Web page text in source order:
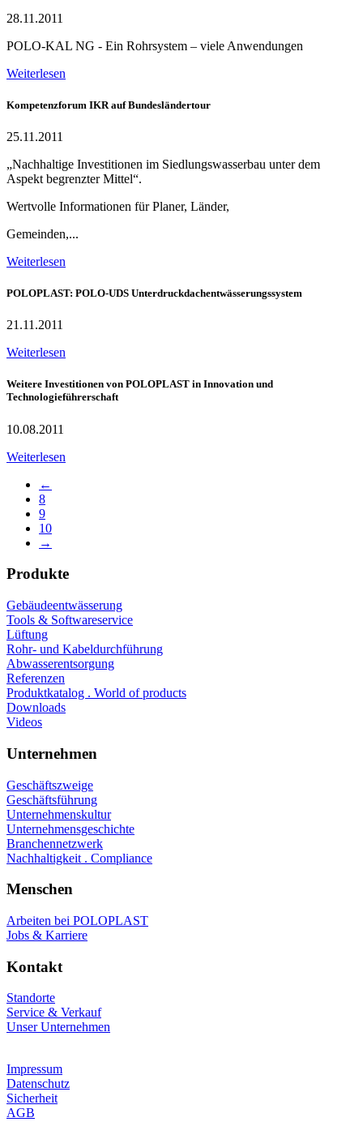
28.11.2011
POLO-KAL NG - Ein Rohrsystem – viele Anwendungen
Weiterlesen
Kompetenzforum IKR auf Bundesländertour
25.11.2011
„Nachhaltige Investitionen im Siedlungswasserbau unter dem
Aspekt begrenzter Mittel“.
Wertvolle Informationen für Planer, Länder,
Gemeinden,...
Weiterlesen
POLOPLAST: POLO-UDS Unterdruckdachentwässerungssystem
21.11.2011
Weiterlesen
Weitere Investitionen von POLOPLAST in Innovation und
Technologieführerschaft
10.08.2011
Weiterlesen
←
8
9
10
→
Produkte
Gebäudeentwässerung
Tools & Softwareservice
Lüftung
Rohr- und Kabeldurchführung
Abwasserentsorgung
Referenzen
Produktkatalog . World of products
Downloads
Videos
Unternehmen
Geschäftszweige
Geschäftsführung
Unternehmenskultur
Unternehmensgeschichte
Branchennetzwerk
Nachhaltigkeit . Compliance
Menschen
Arbeiten bei POLOPLAST
Jobs & Karriere
Kontakt
Standorte
Service & Verkauf
Unser Unternehmen
Impressum
Datenschutz
Sicherheit
AGB